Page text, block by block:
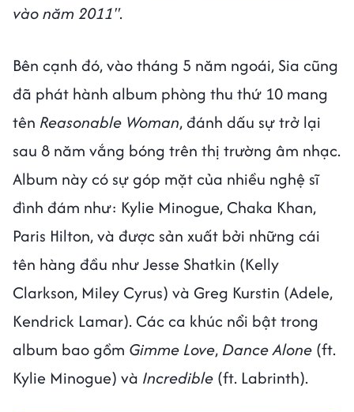
vào năm 2011".
Bên cạnh đó, vào tháng 5 năm ngoái, Sia cũng
đã phát hành album phòng thu thứ 10 mang
tên Reasonable Woman, đánh dấu sự trở lại
sau 8 năm vắng bóng trên thị trường âm nhạc.
Album này có sự góp mặt của nhiều nghệ sĩ
đình đám như: Kylie Minogue, Chaka Khan,
Paris Hilton, và được sản xuất bởi những cái
tên hàng đầu như Jesse Shatkin (Kelly
Clarkson, Miley Cyrus) và Greg Kurstin (Adele,
Kendrick Lamar). Các ca khúc nổi bật trong
album bao gồm Gimme Love, Dance Alone (ft.
Kylie Minogue) và Incredible (ft. Labrinth).